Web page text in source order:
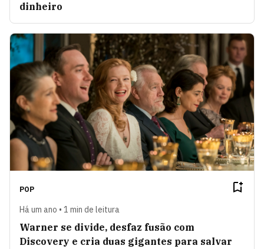
dinheiro
POP
Há um ano • 1 min de leitura
Warner se divide, desfaz fusão com
Discovery e cria duas gigantes para salvar